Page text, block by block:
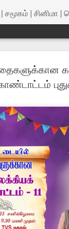
| சினிமா |